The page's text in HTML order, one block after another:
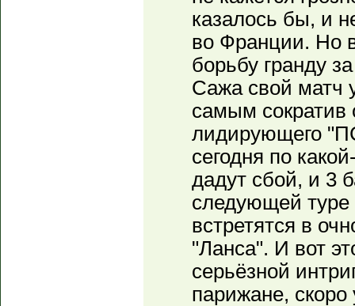
казалось бы, и
во Франции. Но
борьбу гранду
Сажа свой матч
самым сократив
лидирующего
сегодня по
дадут сбой, и 3
следующей туре
встретятся в
"Ланса". И вот
серьёзной
парижане, скоро